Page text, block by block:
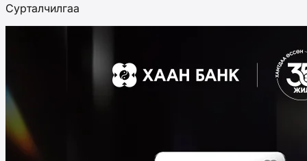
Сурталчилгаа